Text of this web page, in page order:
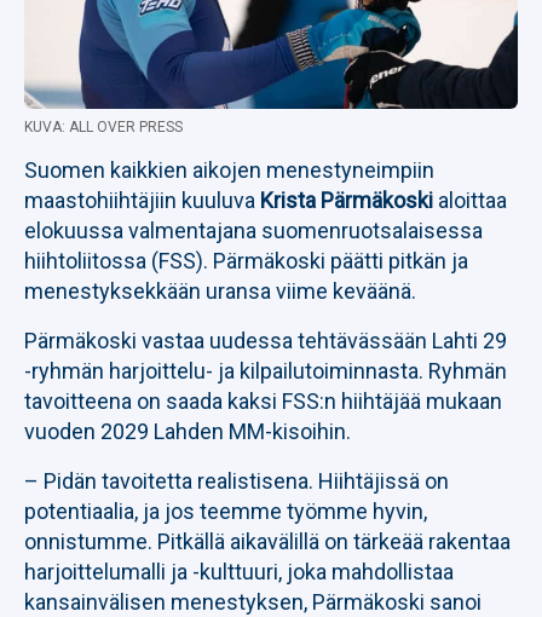
KUVA: ALL OVER PRESS
Suomen kaikkien aikojen menestyneimpiin
maastohiihtäjiin kuuluva Krista Pärmäkoski aloittaa
elokuussa valmentajana suomenruotsalaisessa
hiihtoliitossa (FSS). Pärmäkoski päätti pitkän ja
menestyksekkään uransa viime keväänä.
Pärmäkoski vastaa uudessa tehtävässään Lahti 29
-ryhmän harjoittelu- ja kilpailutoiminnasta. Ryhmän
tavoitteena on saada kaksi FSS:n hiihtäjää mukaan
vuoden 2029 Lahden MM-kisoihin.
– Pidän tavoitetta realistisena. Hiihtäjissä on
potentiaalia, ja jos teemme työmme hyvin,
onnistumme. Pitkällä aikavälillä on tärkeää rakentaa
harjoittelumalli ja -kulttuuri, joka mahdollistaa
kansainvälisen menestyksen, Pärmäkoski sanoi